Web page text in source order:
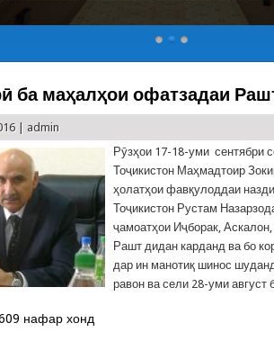
ба маҳалҳои офатзадаи
| admin
Рӯзҳои 17-18-уми сентябри
Тоҷикистон Маҳмадтоир
ҳолатҳои фавқулоддаи
Тоҷикистон Рустам
ҷамоатҳои Иҷборак,
Рашт дидан карданд ва бо
дар ин манотиқ шинос
равон ва сели 28-уми август
корӣ ба маҳалҳои офатзадаи Рашт
нафар хонд